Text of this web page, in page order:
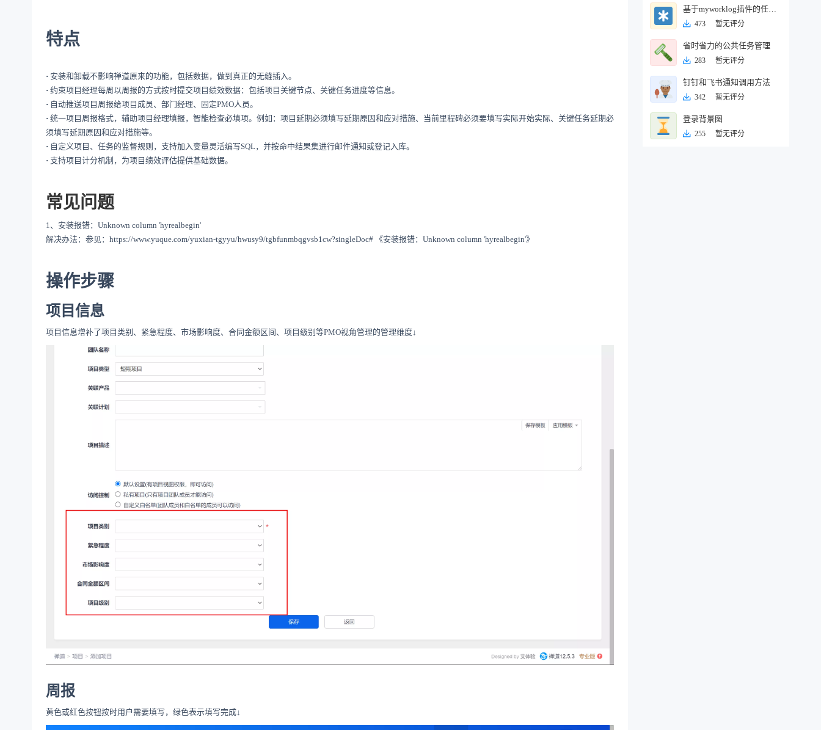
特点
· 安装和卸载不影响禅道原来的功能，包括数据，做到真正的无缝插入。
· 约束项目经理每周以周报的方式按时提交项目绩效数据：包括项目关键节点、关键任务进度等信息。
· 自动推送项目周报给项目成员、部门经理、固定PMO人员。
· 统一项目周报格式，辅助项目经理填报，智能检查必填项。例如：项目延期必须填写延期原因和应对措施、当前里程碑必须要填写实际开始实际、关键任务延期必
须填写延期原因和应对措施等。
· 自定义项目、任务的监督规则，支持加入变量灵活编写SQL，并按命中结果集进行邮件通知或登记入库。
· 支持项目计分机制，为项目绩效评估提供基础数据。
常见问题
1、 安装报错：Unknown column 'hyrealbegin'
解决办法：参见： https://www.yuque.com/yuxian-tgyyu/hwusy9/tgbfunmbqgvsb1cw?singleDoc# 《安装报错：Unknown column 'hyrealbegin'》
操作步骤
项目信息
项目信息增补了项目类别、紧急程度、市场影响度、合同金额区间、项目级别等PMO视角管理的管理维度↓
周报
黄色或红色按钮按时用户需要填写，绿色表示填写完成↓
473 暂无评分
省时省力的公共任务管理
283 暂无评分
钉钉和飞书通知调用方法
342 暂无评分
登录背景图
255 暂无评分